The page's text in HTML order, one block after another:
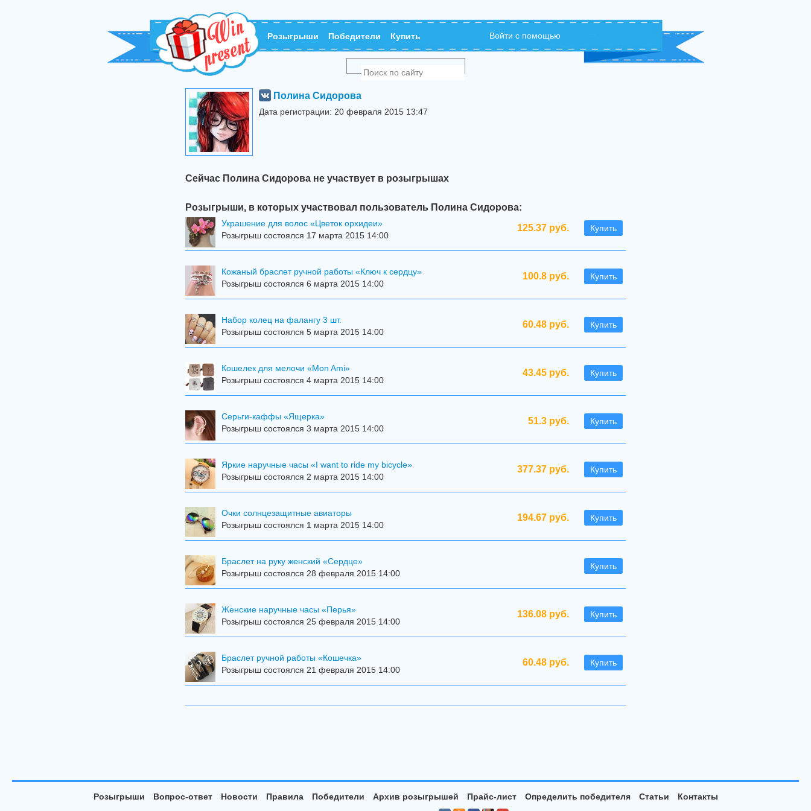
Розыгрыши Победители Купить Войти с помощью
Полина Сидорова
Дата регистрации: 20 февраля 2015 13:47
Сейчас Полина Сидорова не участвует в розыгрышах
Розыгрыши, в которых участвовал пользователь Полина Сидорова:
125.37 руб. Купить
Украшение для волос «Цветок орхидеи»
Розыгрыш состоялся 17 марта 2015 14:00
100.8 руб. Купить
Кожаный браслет ручной работы «Ключ к сердцу»
Розыгрыш состоялся 6 марта 2015 14:00
60.48 руб. Купить
Набор колец на фалангу 3 шт.
Розыгрыш состоялся 5 марта 2015 14:00
43.45 руб. Купить
Кошелек для мелочи «Mon Ami»
Розыгрыш состоялся 4 марта 2015 14:00
51.3 руб. Купить
Серьги-каффы «Ящерка»
Розыгрыш состоялся 3 марта 2015 14:00
377.37 руб. Купить
Яркие наручные часы «I want to ride my bicycle»
Розыгрыш состоялся 2 марта 2015 14:00
194.67 руб. Купить
Очки солнцезащитные авиаторы
Розыгрыш состоялся 1 марта 2015 14:00
Купить
Браслет на руку женский «Сердце»
Розыгрыш состоялся 28 февраля 2015 14:00
136.08 руб. Купить
Женские наручные часы «Перья»
Розыгрыш состоялся 25 февраля 2015 14:00
60.48 руб. Купить
Браслет ручной работы «Кошечка»
Розыгрыш состоялся 21 февраля 2015 14:00
Розыгрыши Вопрос-ответ Новости Правила Победители Архив розыгрышей Прайс-лист Определить победителя Статьи
Контакты